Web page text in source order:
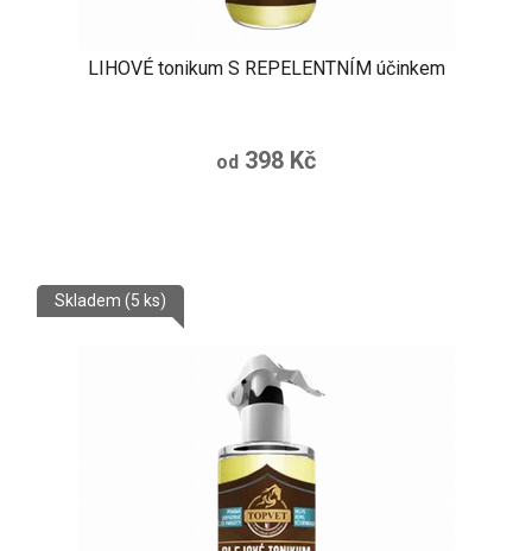
LIHOVÉ tonikum S REPELENTNÍM účinkem
od 398 Kč
Skladem (5 ks)